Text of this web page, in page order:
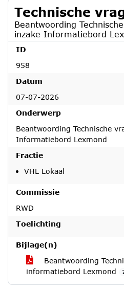
Technische
Beantwoording
inzake Informatiebord
ID
958
Datum
07-07-2026
Onderwerp
Beantwoording Technische
Informatiebord Lexmond
Fractie
VHL Lokaal
Commissie
RWD
Toelichting
Bijlage(n)
Beantwoording
informatiebord Lexmond